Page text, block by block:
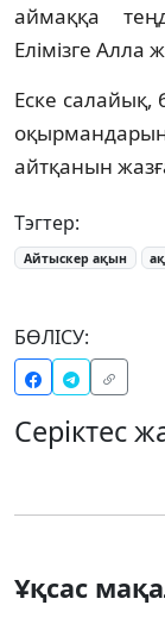
аймаққа
Елімізге
Еске салайық,
айтқанын
Тэгтер:
Айтыскер ақын
БӨЛІСУ:
Серіктес
Ұқсас